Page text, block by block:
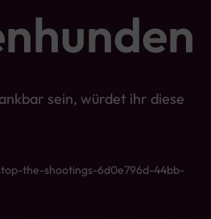
sein, würdet ihr diese
the-shootings-6d0e796d-44bb-